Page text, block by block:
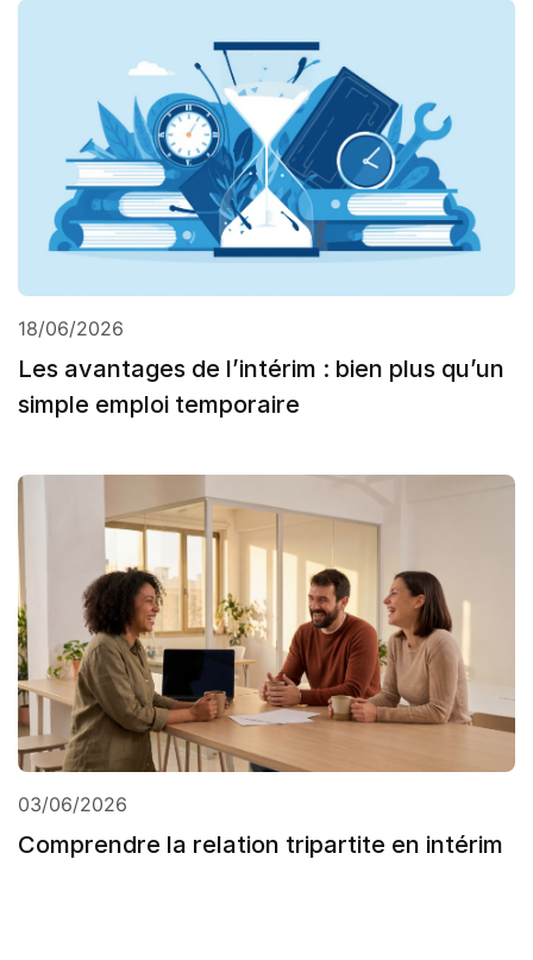
18/06/2026
Les avantages de l’intérim : bien plus qu’un
simple emploi temporaire
03/06/2026
Comprendre la relation tripartite en intérim